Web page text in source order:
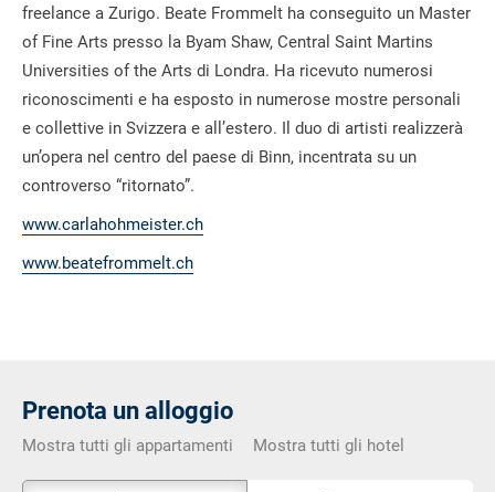
freelance a Zurigo. Beate Frommelt ha conseguito un Master
of Fine Arts presso la Byam Shaw, Central Saint Martins
Universities of the Arts di Londra. Ha ricevuto numerosi
riconoscimenti e ha esposto in numerose mostre personali
e collettive in Svizzera e all’estero. Il duo di artisti realizzerà
un’opera nel centro del paese di Binn, incentrata su un
controverso “ritornato”.
www.carlahohmeister.ch
www.beatefrommelt.ch
Prenota un alloggio
Mostra tutti gli appartamenti Mostra tutti gli hotel